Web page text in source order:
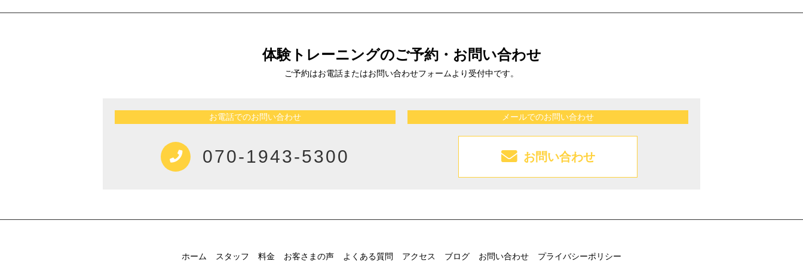
体験トレーニングのご予約・お問い合わせ
ご予約はお電話またはお問い合わせフォームより受付中です。
お電話でのお問い合わせ
070-1943-5300
メールでのお問い合わせ
お問い合わせ
ホーム スタッフ 料金 お客さまの声 よくある質問 アクセス ブログ お問い合わせ プライバシーポリシー